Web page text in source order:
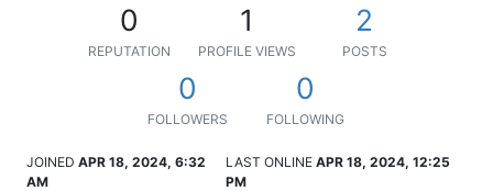
0
REPUTATION
1
PROFILE VIEWS
2
POSTS
0
FOLLOWERS
0
FOLLOWING
JOINED APR 18, 2024, 6:32
AM
LAST ONLINE APR 18, 2024, 12:25
PM